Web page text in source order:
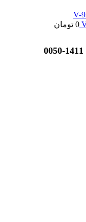
0 تومان